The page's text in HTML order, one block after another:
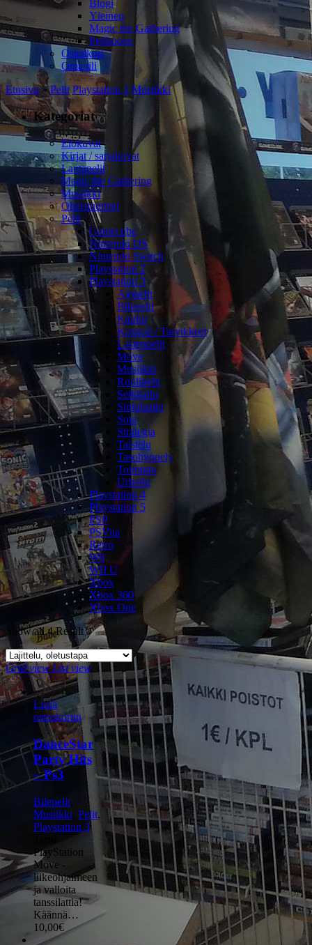
Blogi
Yleinen
Magic the Gathering
Pelihuone
Ostoskori
Oma tili
Etusivu » Pelit Playstation 3 Musiikki
Kategoriat
Elokuvat
Kirjat / sarjakuvat
Lautapelit
Magic the Gathering
Musiikki
Oheistuotteet
Pelit
Gamecube
Nintendo DS
Nintendo Switch
Playstation 2
Playstation 3
Ajopelit
Bilepelit
Kauhu
Konsoli / Tarvikkeet
Lastenpelit
Move
Musiikki
Roolipelit
Seikkailu
Simulaatio
Sota
Strategia
Taistelu
Tasohyppely
Toiminta
Urheilu
Playstation 4
Playstation 5
PSP
PSVita
Retro
Wii
WII U
Xbox
Xbox 360
Xbox One
Show all 4 Result
Grid view List view
Lisää
ostoskoriin
DanceStar
Party Hits
– Ps3
Bilepelit
Musiikki Pelit,
Playstation 3
PlayStation
Move -
liikeohjaimeen
ja valloita
tanssilattia!
Käännä…
10,00€